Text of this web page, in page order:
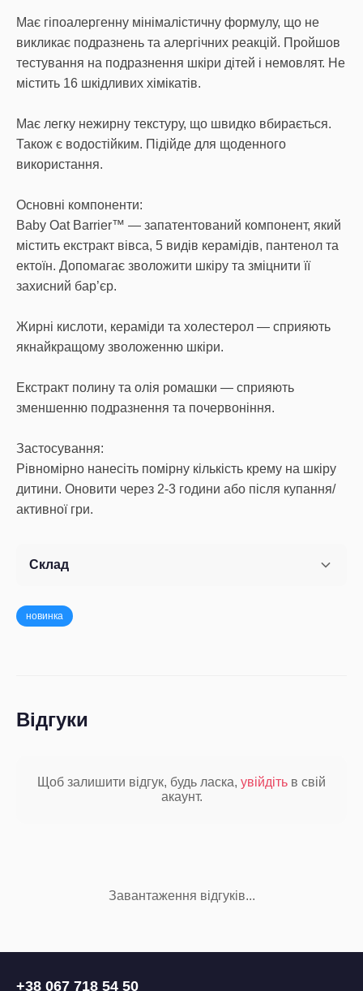
Має гіпоалергенну мінімалістичну формулу, що не
викликає подразнень та алергічних реакцій. Пройшов
тестування на подразнення шкіри дітей і немовлят. Не
містить 16 шкідливих хімікатів.
Має легку нежирну текстуру, що швидко вбирається.
Також є водостійким. Підійде для щоденного
використання.
Основні компоненти:
Baby Oat Barrier™ — запатентований компонент, який
містить екстракт вівса, 5 видів керамідів, пантенол та
ектоїн. Допомагає зволожити шкіру та зміцнити її
захисний бар’єр.
Жирні кислоти, кераміди та холестерол — сприяють
якнайкращому зволоженню шкіри.
Екстракт полину та олія ромашки — сприяють
зменшенню подразнення та почервоніння.
Застосування:
Рівномірно нанесіть помірну кількість крему на шкіру
дитини. Оновити через 2-3 години або після купання/
активної гри.
Склад
новинка
Відгуки
Щоб залишити відгук, будь ласка, увійдіть в свій
акаунт.
Завантаження відгуків...
+38 067 718 54 50